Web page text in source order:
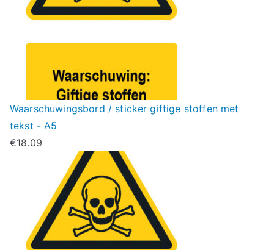
Waarschuwingsbord / sticker giftige stoffen met
tekst - A5
€18.09